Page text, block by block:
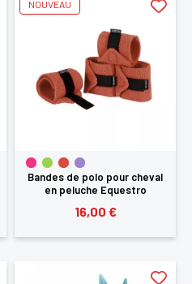
Bandes de polo pour cheval
en peluche Equestro
16,00 €
NOUVEAU